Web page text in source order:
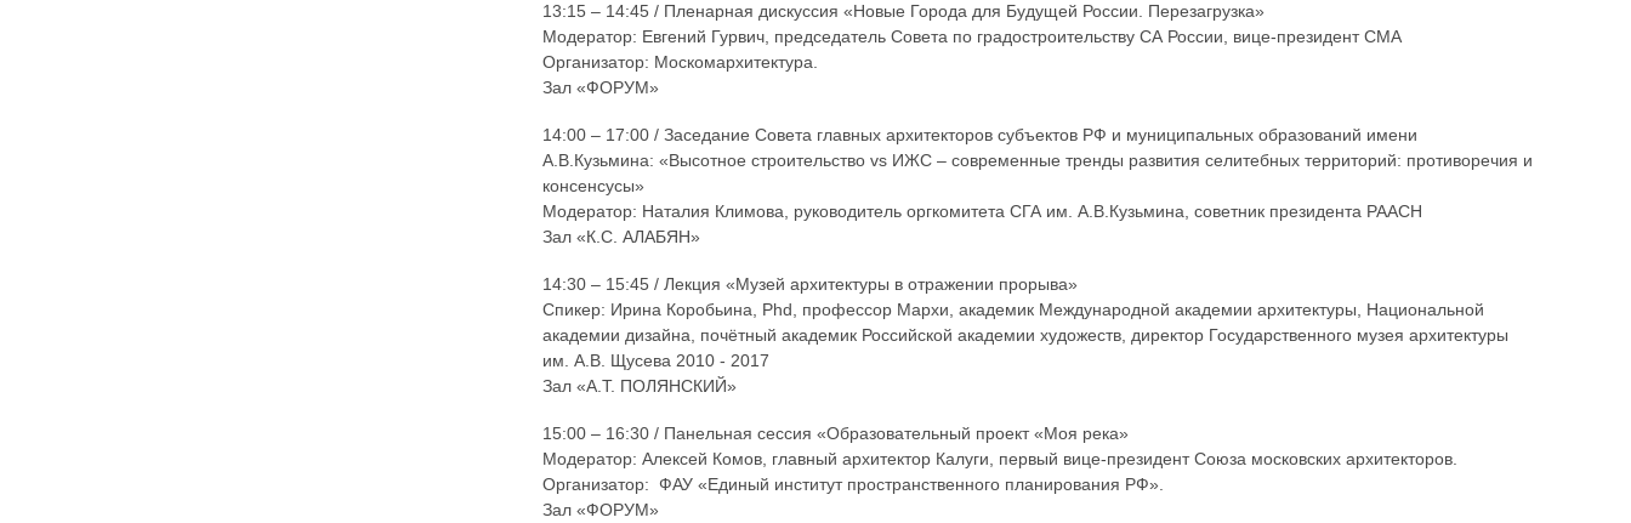
13:15 – 14:45 / Пленарная дискуссия «Новые Города для Будущей России. Перезагрузка»
Модератор: Евгений Гурвич, председатель Совета по градостроительству СА России, вице-президент СМА
Организатор: Москомархитектура.
Зал «ФОРУМ»
14:00 – 17:00 / Заседание Совета главных архитекторов субъектов РФ и муниципальных образований имени
А.В.Кузьмина: «Высотное строительство vs ИЖС – современные тренды развития селитебных территорий: противоречия и
консенсусы»
Модератор: Наталия Климова, руководитель оргкомитета СГА им. А.В.Кузьмина, советник президента РААСН
Зал «К.С. АЛАБЯН»
14:30 – 15:45 / Лекция «Музей архитектуры в отражении прорыва»
Спикер: Ирина Коробьина, Phd, профессор Мархи, академик Международной академии архитектуры, Национальной
академии дизайна, почётный академик Российской академии художеств, директор Государственного музея архитектуры
им. А.В. Щусева 2010 - 2017
Зал «А.Т. ПОЛЯНСКИЙ»
15:00 – 16:30 / Панельная сессия «Образовательный проект «Моя река»
Модератор: Алексей Комов, главный архитектор Калуги, первый вице-президент Союза московских архитекторов.
Организатор: ФАУ «Единый институт пространственного планирования РФ».
Зал «ФОРУМ»